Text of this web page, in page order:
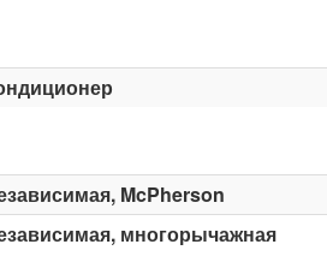
McPherson
многорычажная